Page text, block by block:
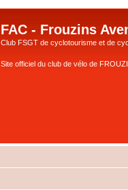
FAC - Frouzins
Club FSGT de cyclotourisme et de
Site officiel du club de vélo de